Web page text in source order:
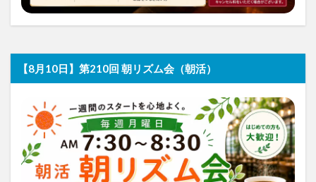
【8月10日】第210回 朝リズム会（朝活）